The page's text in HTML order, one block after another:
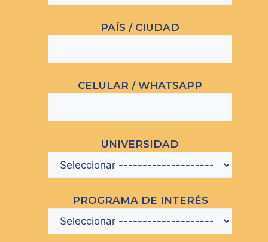
PAÍS / CIUDAD
CELULAR / WHATSAPP
UNIVERSIDAD
PROGRAMA DE INTERÉS